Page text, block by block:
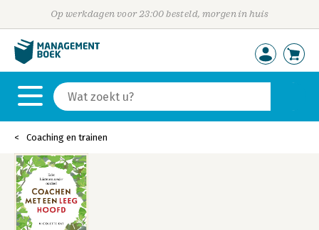
Op werkdagen voor 23:00 besteld, morgen in huis
Coaching en trainen